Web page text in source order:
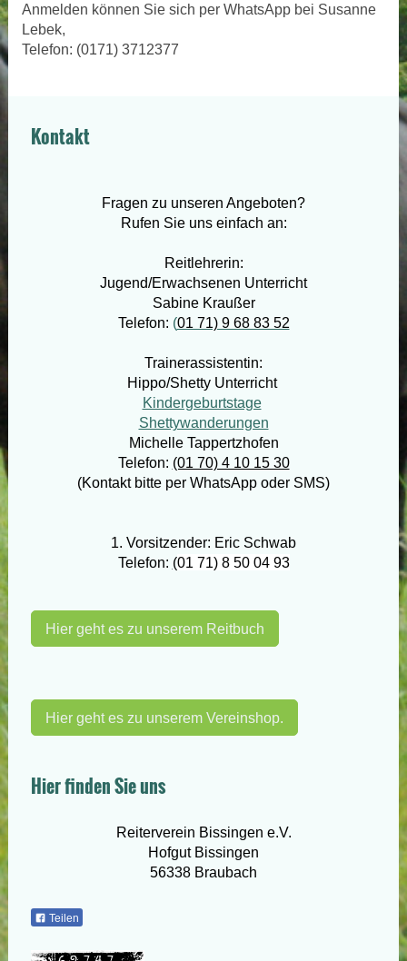
Anmelden können Sie sich per WhatsApp bei Susanne
Lebek,
Telefon: (0171) 3712377
Kontakt
Fragen zu unseren Angeboten?
Rufen Sie uns einfach an:
Reitlehrerin:
Jugend/Erwachsenen Unterricht
Sabine Kraußer
Telefon: (01 71) 9 68 83 52
Trainerassistentin:
Hippo/Shetty Unterricht
Kindergeburtstage
Shettywanderungen
Michelle Tappertzhofen
Telefon: (01 70) 4 10 15 30
(Kontakt bitte per WhatsApp oder SMS)
1. Vorsitzender: Eric Schwab
Telefon: (01 71) 8 50 04 93
Hier geht es zu unserem Reitbuch
Hier geht es zu unserem Vereinshop.
Hier finden Sie uns
Reiterverein Bissingen e.V.
Hofgut Bissingen
56338 Braubach
Teilen